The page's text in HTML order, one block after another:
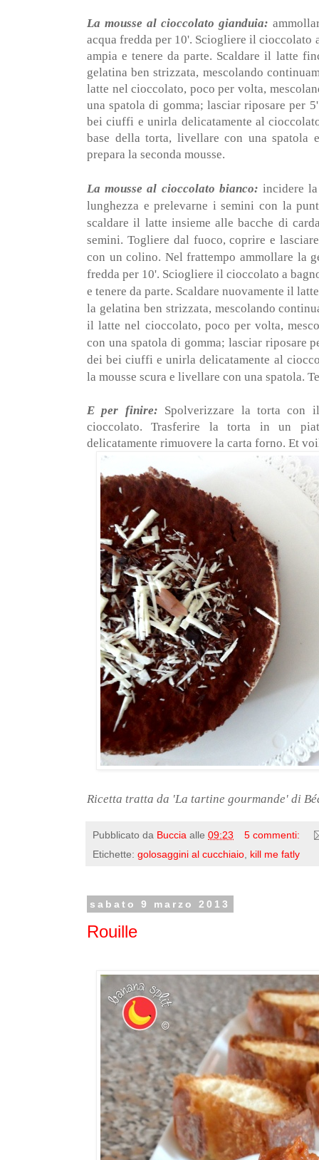
La mousse al cioccolato gianduia:
acqua fredda per 10'. Sciogliere il cioccolato
ampia e tenere da parte. Scaldare il latte
gelatina ben strizzata, mescolando
latte nel cioccolato, poco per volta,
una spatola di gomma; lasciar riposare per
bei ciuffi e unirla delicatamente al
base della torta, livellare con una
prepara la seconda mousse.
La mousse al cioccolato bianco: incidere
lunghezza e prelevarne i semini con la
scaldare il latte insieme alle bacche di
semini. Togliere dal fuoco, coprire e
con un colino. Nel frattempo ammollare la
fredda per 10'. Sciogliere il cioccolato a
e tenere da parte. Scaldare nuovamente il
la gelatina ben strizzata, mescolando
il latte nel cioccolato, poco per volta,
con una spatola di gomma; lasciar riposare
dei bei ciuffi e unirla delicatamente al
la mousse scura e livellare con una spatola.
E per finire: Spolverizzare la torta con
cioccolato. Trasferire la torta in un
delicatamente rimuovere la carta forno. Et
Ricetta tratta da 'La tartine gourmande' di
Pubblicato da Buccia alle 09:23
5 commenti:
Etichette: golosaggini al cucchiaio kill me fatly
sabato 9 marzo 2013
Rouille